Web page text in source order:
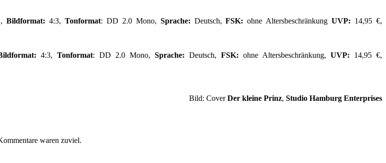
Bildformat: 4:3, Tonformat: DD 2.0 Mono, Sprache: Deutsch,FSK:ohne AltersbeschränkungUVP: 14,95 €,
4:3, Tonformat: DD 2.0 Mono, Sprache: Deutsch, FSK: ohne Altersbeschränkung, UVP: 14,95 €,
Bild: CoverDer kleine Prinz, Studio Hamburg Enterprises
waren zuviel.